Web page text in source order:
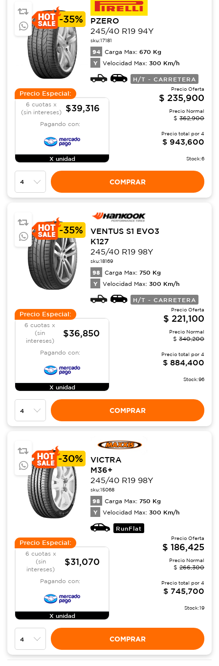
-35%
PZERO
245/40 R19 94Y
sku:17181
94 Carga Max: 670 Kg
Y Velocidad Max: 300 Km/h
H/T - CARRETERA
Precio Especial:
6 cuotas x
(sin intereses)
$39,316
Pagando con:
X unidad
Precio Oferta
$ 235,900
Precio Normal
$ 362,900
Precio total por 4
$ 943,600
Stock:6
COMPRAR
-35%
VENTUS S1 EVO3
K127
245/40 R19 98Y
sku:18169
98 Carga Max: 750 Kg
Y Velocidad Max: 300 Km/h
H/T - CARRETERA
Precio Especial:
6 cuotas x
(sin
intereses)
$36,850
Pagando con:
X unidad
Precio Oferta
$ 221,100
Precio Normal
$ 340,200
Precio total por 4
$ 884,400
Stock:96
COMPRAR
-30%
VICTRA
M36+
245/40 R19 98Y
sku:15068
98 Carga Max: 750 Kg
Y Velocidad Max: 300 Km/h
RunFlat
Precio Especial:
6 cuotas x
(sin
intereses)
$31,070
Pagando con:
X unidad
Precio Oferta
$ 186,425
Precio Normal
$ 266,300
Precio total por 4
$ 745,700
Stock:19
COMPRAR